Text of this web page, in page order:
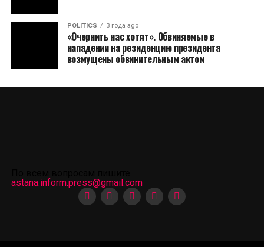
POLITICS 3 года ago
«Очернить нас хотят». Обвиняемые в
нападении на резиденцию президента
возмущены обвинительным актом
astana.inform.press@gmail.com